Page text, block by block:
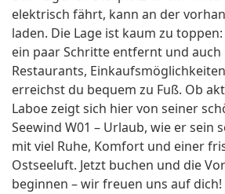
elektrisch fährt, kann an der
laden. Die Lage ist kaum zu
ein paar Schritte entfernt und auch
Restaurants,
erreichst du bequem zu Fuß. Ob
Laboe zeigt sich hier von seiner
Seewind W01 – Urlaub, wie er sein
mit viel Ruhe, Komfort und einer
Ostseeluft. Jetzt buchen und die
beginnen – wir freuen uns auf dich!